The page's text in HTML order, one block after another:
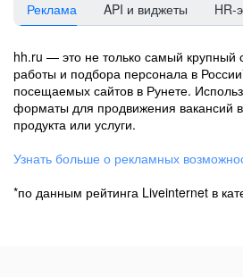
Реклама API и виджеты HR-
hh.ru — это не только самый крупный
работы и подбора персонала в
посещаемых сайтов в Рунете.
форматы для продвижения вакансий
продукта или услуги.
Узнать больше о рекламных
*по данным рейтинга Liveinternet в